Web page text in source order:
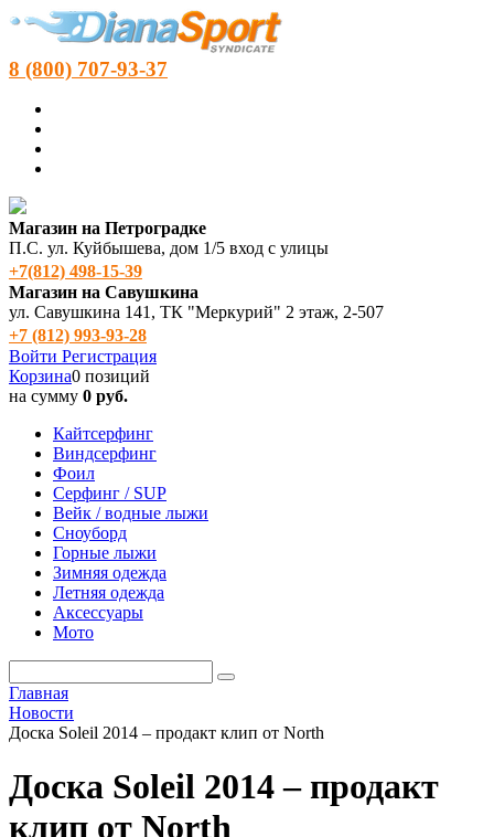
8 (800) 707-93-37
Магазин на Петроградке
П.С. ул. Куйбышева, дом 1/5 вход с улицы
+7(812) 498‑15-39
Магазин на Савушкина
ул. Савушкина 141, ТК "Меркурий" 2 этаж, 2-507
+7 (812) 993-93-28
Войти Регистрация
Корзина0 позиций
на сумму 0 руб.
Кайтсерфинг
Виндсерфинг
Фоил
Серфинг / SUP
Вейк / водные лыжи
Сноуборд
Горные лыжи
Зимняя одежда
Летняя одежда
Аксессуары
Мото
Главная
Новости
Доска Soleil 2014 – продакт клип от North
Доска Soleil 2014 – продакт
клип от North